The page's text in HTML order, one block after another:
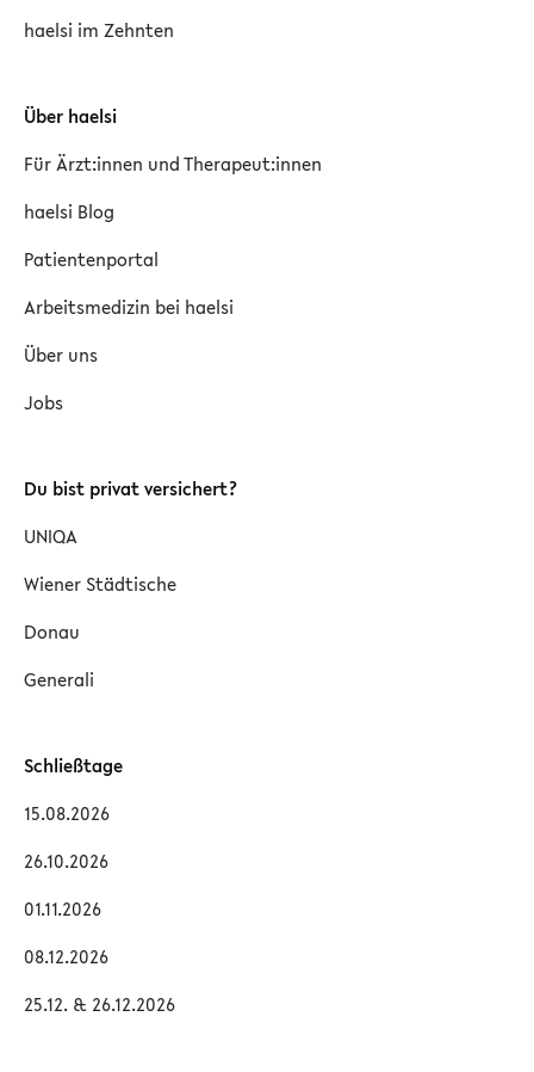
haelsi im Zehnten
Über haelsi
Für Ärzt:innen und Therapeut:innen
haelsi Blog
Patientenportal
Arbeitsmedizin bei haelsi
Über uns
Jobs
Du bist privat versichert?
UNIQA
Wiener Städtische
Donau
Generali
Schließtage
15.08.2026
26.10.2026
01.11.2026
08.12.2026
25.12. & 26.12.2026